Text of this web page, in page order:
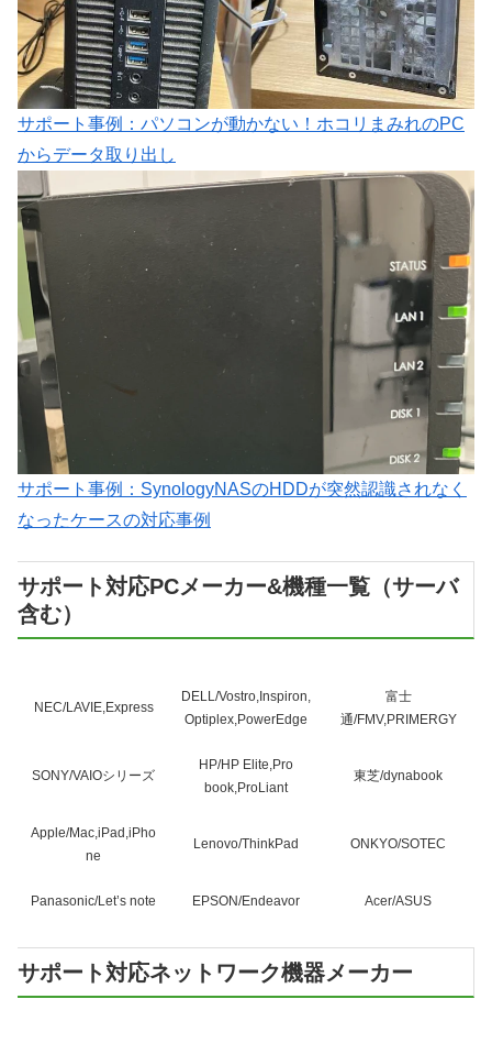
サポート事例：パソコンが動かない！ホコリまみれのPC
からデータ取り出し
サポート事例：SynologyNASのHDDが突然認識されなく
なったケースの対応事例
サポート対応PCメーカー&機種一覧（サーバ
含む）
NEC/LAVIE,Express
DELL/Vostro,Inspiron,
Optiplex,PowerEdge
富士
通/FMV,PRIMERGY
SONY/VAIOシリーズ
HP/HP Elite,Pro
book,ProLiant
東芝/dynabook
Apple/Mac,iPad,iPho
ne
Lenovo/ThinkPad ONKYO/SOTEC
Panasonic/Let’s note EPSON/Endeavor Acer/ASUS
サポート対応ネットワーク機器メーカー